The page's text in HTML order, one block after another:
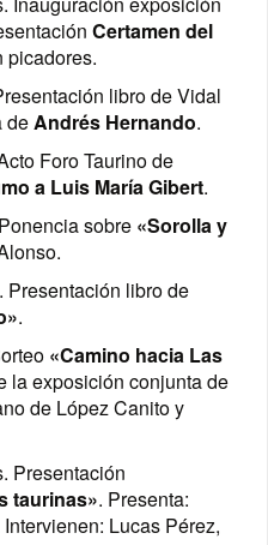
Certamen del
picadores.
libro de Vidal
deAndrés Hernando.
Foro Taurino de
a Luis María Gibert.
sobre «Sorolla y
Presentación libro de
.
«Camino hacia Las
la exposición conjunta de
de López Canito y
Presentación
taurinas». Presenta:
Lucas Pérez,